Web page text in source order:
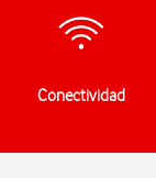
Conectividad